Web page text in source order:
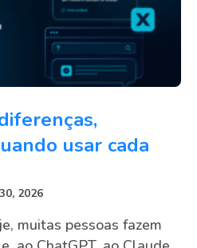
usar cada
2026
muitas pessoas fazem